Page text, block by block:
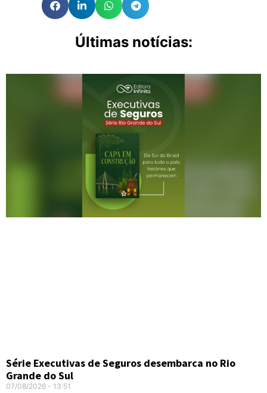
Últimas notícias:
Série Executivas de Seguros desembarca no Rio
Grande do Sul
07/08/2026 13:51